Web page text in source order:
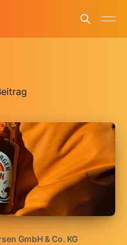
GmbH & Co. KG